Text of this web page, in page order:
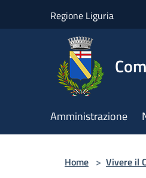
Regione Liguria
Amministrazione
Home > Vivere il